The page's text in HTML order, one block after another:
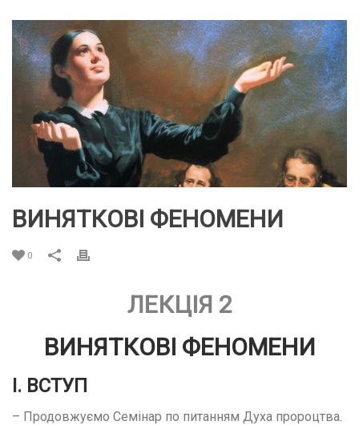
ВИНЯТКОВІ ФЕНОМЕНИ
0
ЛЕКЦІЯ 2
ВИНЯТКОВІ ФЕНОМЕНИ
І. ВСТУП
– Продовжуємо Семінар по питанням Духа пророцтва.